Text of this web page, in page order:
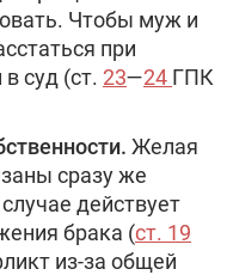
Чтобы муж и
при
суд (ст. 23—24 ГПК
Желая
сразу же
действует
брака (ст. 19
из-за общей